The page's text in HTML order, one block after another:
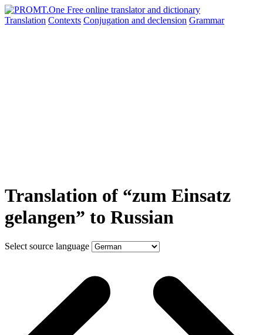
Translation Contexts Conjugation and declension Grammar
Translation of “zum Einsatz
gelangen” to Russian
Select source language